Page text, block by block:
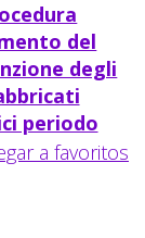
del
degli
periodo